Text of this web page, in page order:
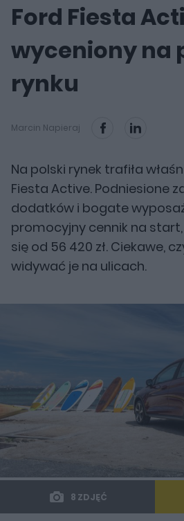
Ford Fiesta
wyceniony na
rynku
Marcin Napieraj
Na polski rynek trafiła
Fiesta Active. Podniesione
dodatków i bogate
promocyjny cennik na
się od 56 420 zł. Ciekawe,
widywać je na ulicach.
8 ZDJĘĆ